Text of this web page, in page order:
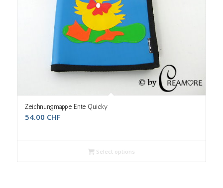
Zeichnungmappe Ente Quicky
54.00 CHF
Select options